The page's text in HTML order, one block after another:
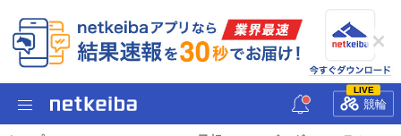
LIVE
競輪